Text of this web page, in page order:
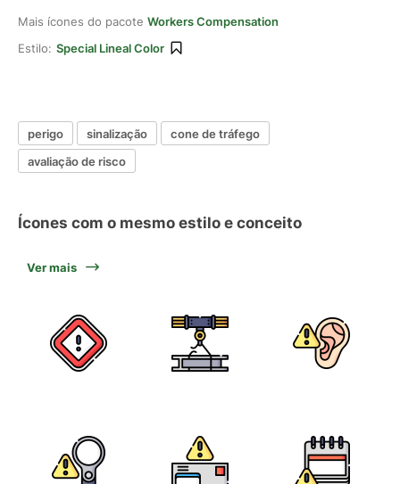
Mais ícones do pacote Workers Compensation
Estilo: Special Lineal Color
perigo sinalização
cone de tráfego
avaliação de risco
Ícones com o mesmo estilo e conceito
Ver mais